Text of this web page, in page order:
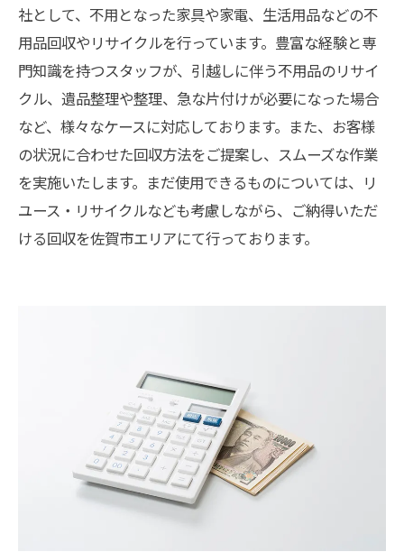
社として、不用となった家具や家電、生活用品などの不
用品回収やリサイクルを行っています。豊富な経験と専
門知識を持つスタッフが、引越しに伴う不用品のリサイ
クル、遺品整理や整理、急な片付けが必要になった場合
など、様々なケースに対応しております。また、お客様
の状況に合わせた回収方法をご提案し、スムーズな作業
を実施いたします。まだ使用できるものについては、リ
ユース・リサイクルなども考慮しながら、ご納得いただ
ける回収を佐賀市エリアにて行っております。